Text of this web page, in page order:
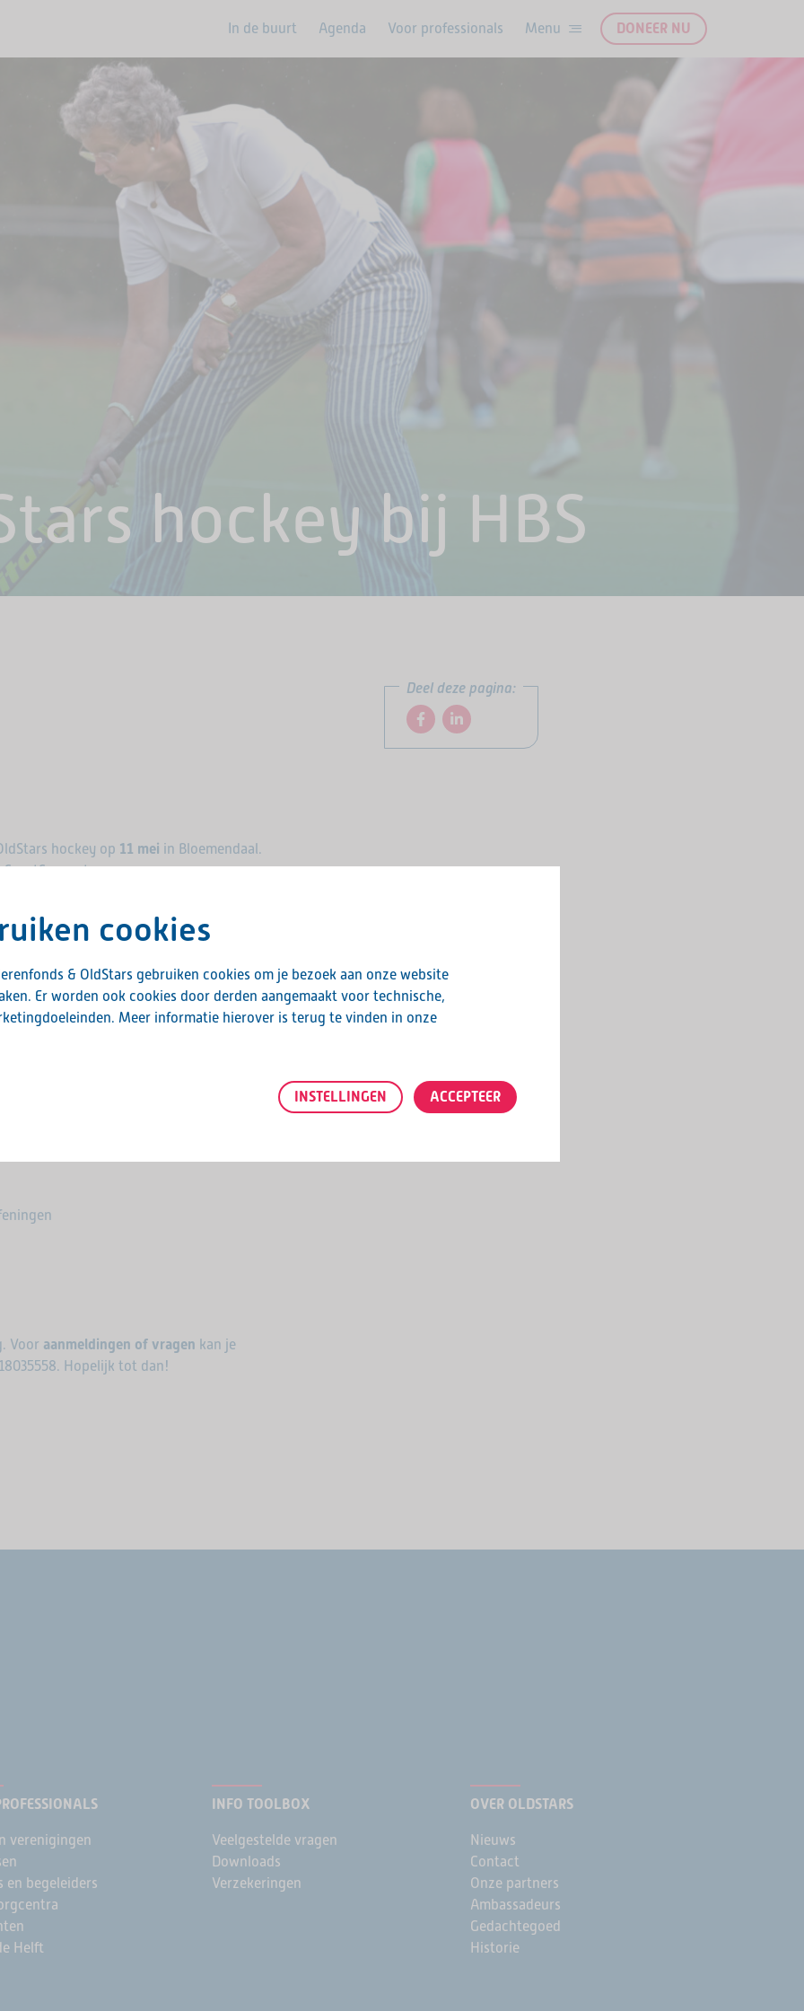
In de buurt Agenda Voor professionals DONEER NU
hockey bij HBS
hockey op 11 mei in Bloemendaal.
SportSupport.
up en verschillende beweegvormen
én werk je tegelijkertijd aan een betere
zijn: er wordt niet gerend, het veld is
wat OldStars
je kan deelnemen. De trainingen
Model (ASM). Na afloop van de eerste
Hieronder het programma en de
Voor aanmeldingen of vragen kan je
Hopelijk tot dan!
Deel deze pagina:
cookies
& OldStars gebruiken cookies om je bezoek aan onze website
Er worden ook cookies door derden aangemaakt voor technische,
Meer informatie hierover is terug te vinden in onze
INSTELLINGEN ACCEPTEER
verenigingen
en begeleiders
Helft
INFO TOOLBOX
Veelgestelde vragen
Downloads
Verzekeringen
OVER OLDSTARS
Nieuws
Contact
Onze partners
Ambassadeurs
Gedachtegoed
Historie